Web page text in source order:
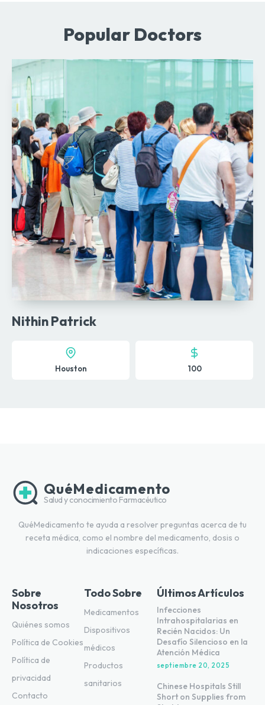
Popular Doctors
Nithin Patrick
Houston 100
QuéMedicamento
Salud y conocimiento Farmacéutico
QuéMedicamento te ayuda a resolver preguntas acerca de tu
receta médica, como el nombre del medicamento, dosis o
indicaciones específicas.
Sobre
Nosotros
Quiénes somos
Política de Cookies
Política de
privacidad
Contacto
Todo Sobre
Medicamentos
Dispositivos
médicos
Productos
sanitarios
Últimos Artículos
Infecciones
Intrahospitalarias en
Recién Nacidos: Un
Desafío Silencioso en la
Atención Médica
septiembre 20, 2025
Chinese Hospitals Still
Short on Supplies from